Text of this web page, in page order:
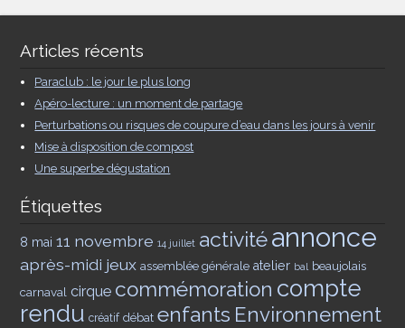
Articles récents
Paraclub : le jour le plus long
Apéro-lecture : un moment de partage
Perturbations ou risques de coupure d’eau dans les jours à venir
Mise à disposition de compost
Une superbe dégustation
Étiquettes
8 mai 11 novembre 14 juillet activitéannonce
après-midi jeux assemblée générale atelier bal beaujolais
carnaval cirque commémoration compte
rendu créatif débat enfants Environnement